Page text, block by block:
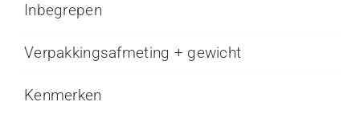
Inbegrepen
Verpakkingsafmeting + gewicht
Kenmerken